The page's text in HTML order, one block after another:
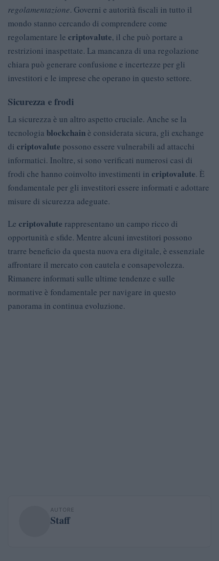
regolamentazione. Governi e autorità fiscali in tutto il
mondo stanno cercando di comprendere come
regolamentare le criptovalute, il che può portare a
restrizioni inaspettate. La mancanza di una regolazione
chiara può generare confusione e incertezze per gli
investitori e le imprese che operano in questo settore.
Sicurezza e frodi
La sicurezza è un altro aspetto cruciale. Anche se la
tecnologia blockchainè considerata sicura, gli exchange
di criptovalute possono essere vulnerabili ad attacchi
informatici. Inoltre, si sono verificati numerosi casi di
frodi che hanno coinvolto investimenti in criptovalute. È
fondamentale per gli investitori essere informati e adottare
misure di sicurezza adeguate.
Le criptovalute rappresentano un campo ricco di
opportunità e sfide. Mentre alcuni investitori possono
trarre beneficio da questa nuova era digitale, è essenziale
affrontare il mercato con cautela e consapevolezza.
Rimanere informati sulle ultime tendenze e sulle
normative è fondamentale per navigare in questo
panorama in continua evoluzione.
AUTORE
Staff